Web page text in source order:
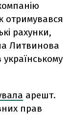
отримувався
рахунки,
Литвинова
українському
арешт.
прав